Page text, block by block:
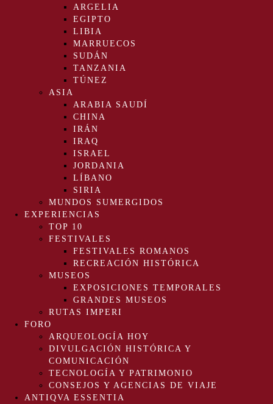
ARGELIA
EGIPTO
LIBIA
MARRUECOS
SUDÁN
TANZANIA
TÚNEZ
ASIA
ARABIA SAUDÍ
CHINA
IRÁN
IRAQ
ISRAEL
JORDANIA
LÍBANO
SIRIA
MUNDOS SUMERGIDOS
EXPERIENCIAS
TOP 10
FESTIVALES
FESTIVALES ROMANOS
RECREACIÓN HISTÓRICA
MUSEOS
EXPOSICIONES TEMPORALES
GRANDES MUSEOS
RUTAS IMPERI
FORO
ARQUEOLOGÍA HOY
DIVULGACIÓN HISTÓRICA Y
COMUNICACIÓN
TECNOLOGÍA Y PATRIMONIO
CONSEJOS Y AGENCIAS DE VIAJE
ANTIQVA ESSENTIA